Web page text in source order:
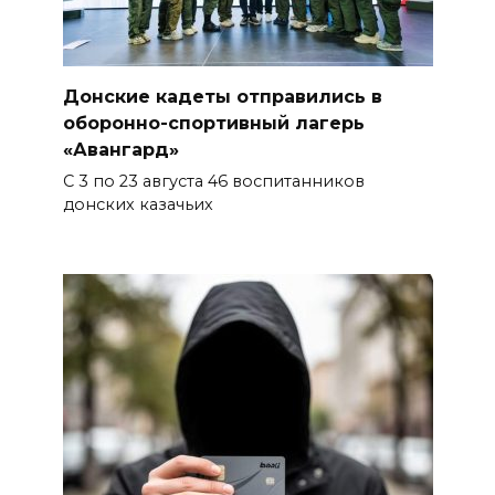
Подготовка к школе
06 августа 2026 15:51
Донские спасатели провели
профилактические занятия
более чем для 11 тыс. детей
«Хочу прожить жизнь одна»:
ростовчанка разочаровалась
в местных мужчинах
06 августа 2026 15:38
Возбуждено еще одно дело:
Донские кадеты отправились в
оборонно-спортивный лагерь
«Авангард»
С 3 по 23 августа 46 воспитанников
донских казачьих